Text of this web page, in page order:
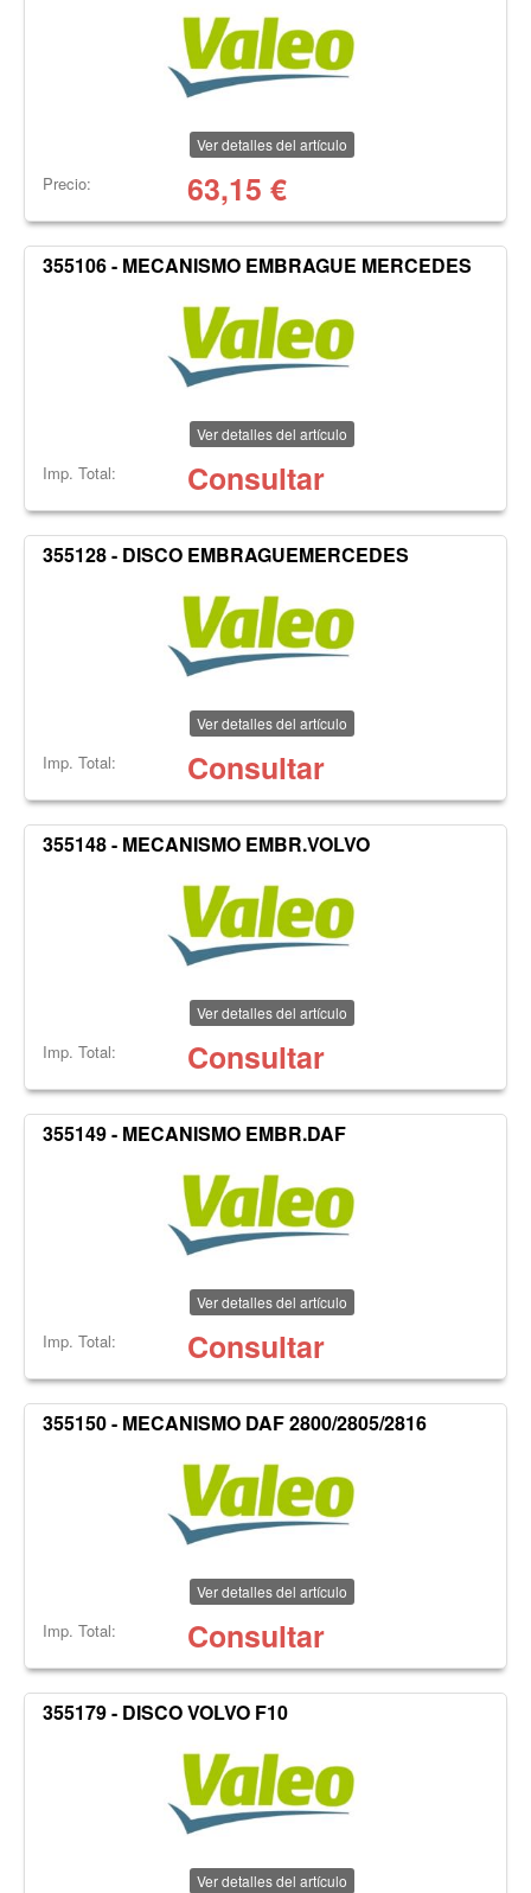
Ver detalles del artículo
Precio: 63,15 €
355106 - MECANISMO EMBRAGUE MERCEDES
Ver detalles del artículo
Imp. Total: Consultar
355128 - DISCO EMBRAGUEMERCEDES
Ver detalles del artículo
Imp. Total: Consultar
355148 - MECANISMO EMBR.VOLVO
Ver detalles del artículo
Imp. Total: Consultar
355149 - MECANISMO EMBR.DAF
Ver detalles del artículo
Imp. Total: Consultar
355150 - MECANISMO DAF 2800/2805/2816
Ver detalles del artículo
Imp. Total: Consultar
355179 - DISCO VOLVO F10
Ver detalles del artículo